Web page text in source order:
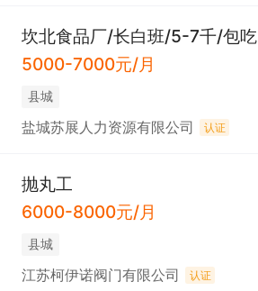
坎北食品厂/长白班/5-7千/包吃
5000-7000元/月
县城
盐城苏展人力资源有限公司 认证
抛丸工
6000-8000元/月
县城
江苏柯伊诺阀门有限公司 认证